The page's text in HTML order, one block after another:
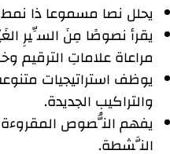
يحلل نصا مسموعا ذا
يقرأ نصوصًا مِنَ السِّيرِ
مراعاة علاماتِ الترقيم
يوظف استراتيجيات
والتراكيب الجديدة.
يفهم النُّصوص المقروءة
النَّشطة.